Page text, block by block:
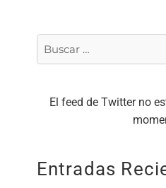
Buscar
por:
El feed de Twitter no
Entradas